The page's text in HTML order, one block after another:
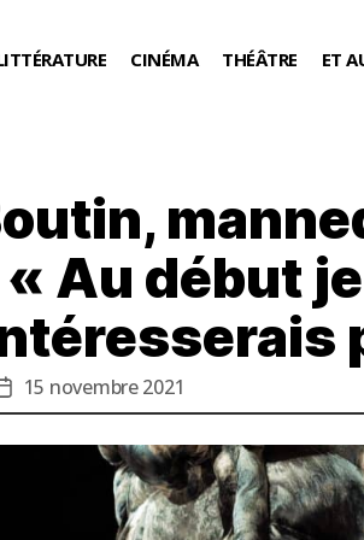
CINÉMA THÉÂTRE ET
Au début
Date
de
l’article
15 novembre 2021